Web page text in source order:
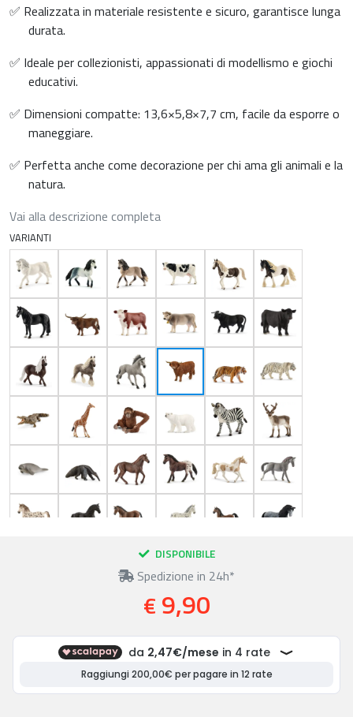
✅ Realizzata in materiale resistente e sicuro, garantisce lunga
durata.
✅ Ideale per collezionisti, appassionati di modellismo e giochi
educativi.
✅ Dimensioni compatte: 13,6×5,8×7,7 cm, facile da esporre o
maneggiare.
✅ Perfetta anche come decorazione per chi ama gli animali e la
natura.
Vai alla descrizione completa
VARIANTI
DISPONIBILE
Spedizione in 24h*
€ 9,90